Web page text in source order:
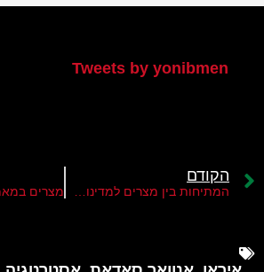
Tweets by yonibmen
הקודם
המתיחות בין מצרים למדינות המפרץ